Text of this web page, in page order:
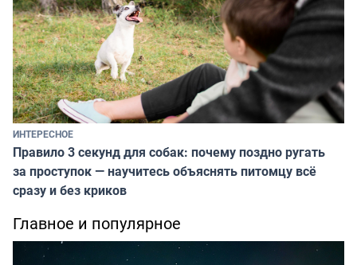
ИНТЕРЕСНОЕ
Правило 3 секунд для собак: почему поздно ругать
за проступок — научитесь объяснять питомцу всё
сразу и без криков
Главное и популярное